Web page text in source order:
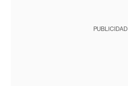
PUBLICIDAD